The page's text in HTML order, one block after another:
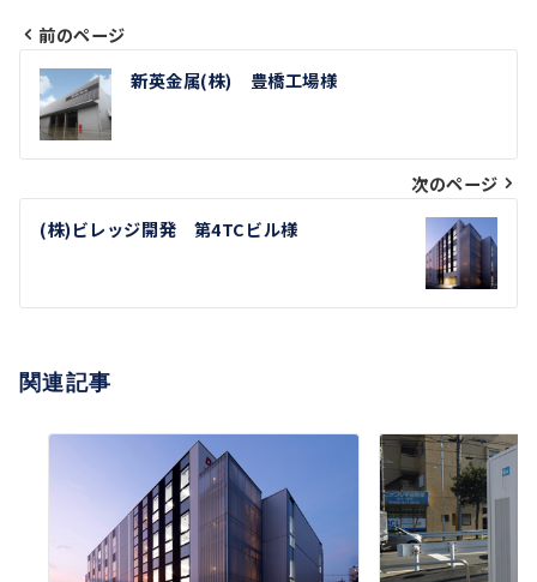
投
稿
ナ
ビ
ョ
前のページ
新英金属(株) 豊橋工場様
次のページ
(株)ビレッジ開発 第4TCビル様
関連記事